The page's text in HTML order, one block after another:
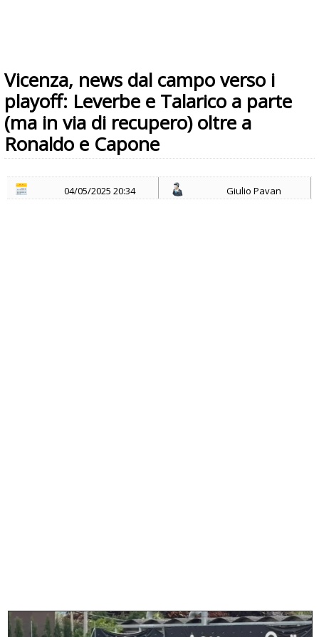
Vicenza, news dal campo verso i
playoff: Leverbe e Talarico a parte
(ma in via di recupero) oltre a
Ronaldo e Capone
04/05/2025 20:34 Giulio Pavan